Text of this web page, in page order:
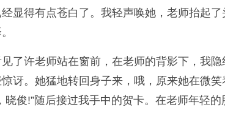
显得有点苍白了。我轻声唤她，老师抬起
了许老师站在窗前，在老师的背影下，我
讶。她猛地转回身子来，哦，原来她在
晓俊!”随后接过我手中的贺卡。在老师年轻